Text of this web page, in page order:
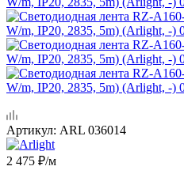
Артикул: ARL 036014
2 475 ₽/м